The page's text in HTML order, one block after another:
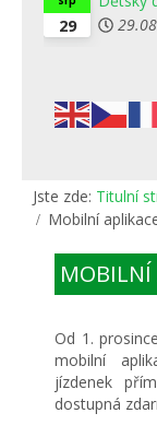
29
Jste zde: Titulní
Mobilní
MOBILNÍ
Od 1.
mobilní
jízdenek
dostupná